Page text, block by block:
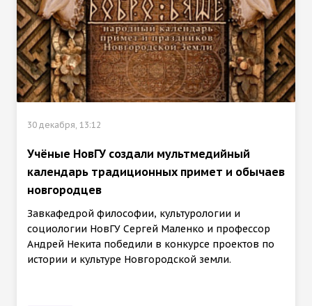
30 декабря, 13:12
Учёные НовГУ создали мультмедийный
календарь традиционных примет и обычаев
новгородцев
Завкафедрой философии, культурологии и
социологии НовГУ Сергей Маленко и профессор
Андрей Некита победили в конкурсе проектов по
истории и культуре Новгородской земли.